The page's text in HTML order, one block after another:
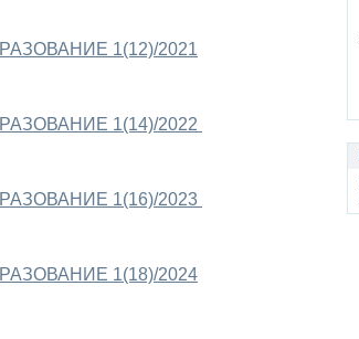
1(12)/2021
1(14)/2022
1(16)/2023
1(18)/2024